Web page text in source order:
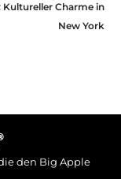
Kultureller Charme in
New York
den Big Apple